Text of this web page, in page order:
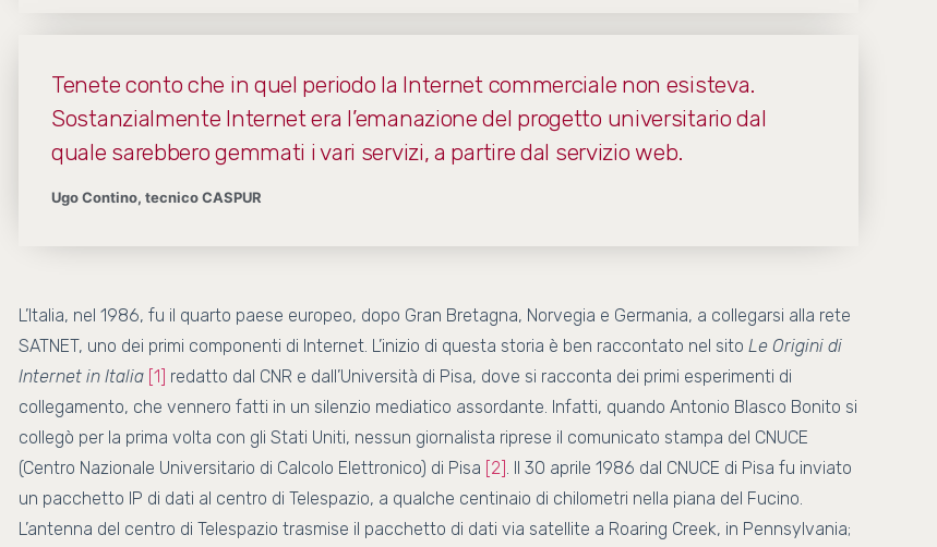
Tenete conto che in quel periodo la Internet commerciale non esisteva.
Sostanzialmente Internet era l’emanazione del progetto universitario dal
quale sarebbero gemmati i vari servizi, a partire dal servizio web.
Ugo Contino, tecnico CASPUR
L’Italia, nel 1986, fu il quarto paese europeo, dopo Gran Bretagna, Norvegia e Germania, a collegarsi alla rete
SATNET, uno dei primi componenti di Internet. L’inizio di questa storia è ben raccontato nel sito Le Origini di
Internet in Italia [1] redatto dal CNR e dall’Università di Pisa, dove si racconta dei primi esperimenti di
collegamento, che vennero fatti in un silenzio mediatico assordante. Infatti, quando Antonio Blasco Bonito si
collegò per la prima volta con gli Stati Uniti, nessun giornalista riprese il comunicato stampa del CNUCE
(Centro Nazionale Universitario di Calcolo Elettronico) di Pisa [2] . Il 30 aprile 1986 dal CNUCE di Pisa fu inviato
un pacchetto IP di dati al centro di Telespazio, a qualche centinaio di chilometri nella piana del Fucino.
L’antenna del centro di Telespazio trasmise il pacchetto di dati via satellite a Roaring Creek, in Pennsylvania;